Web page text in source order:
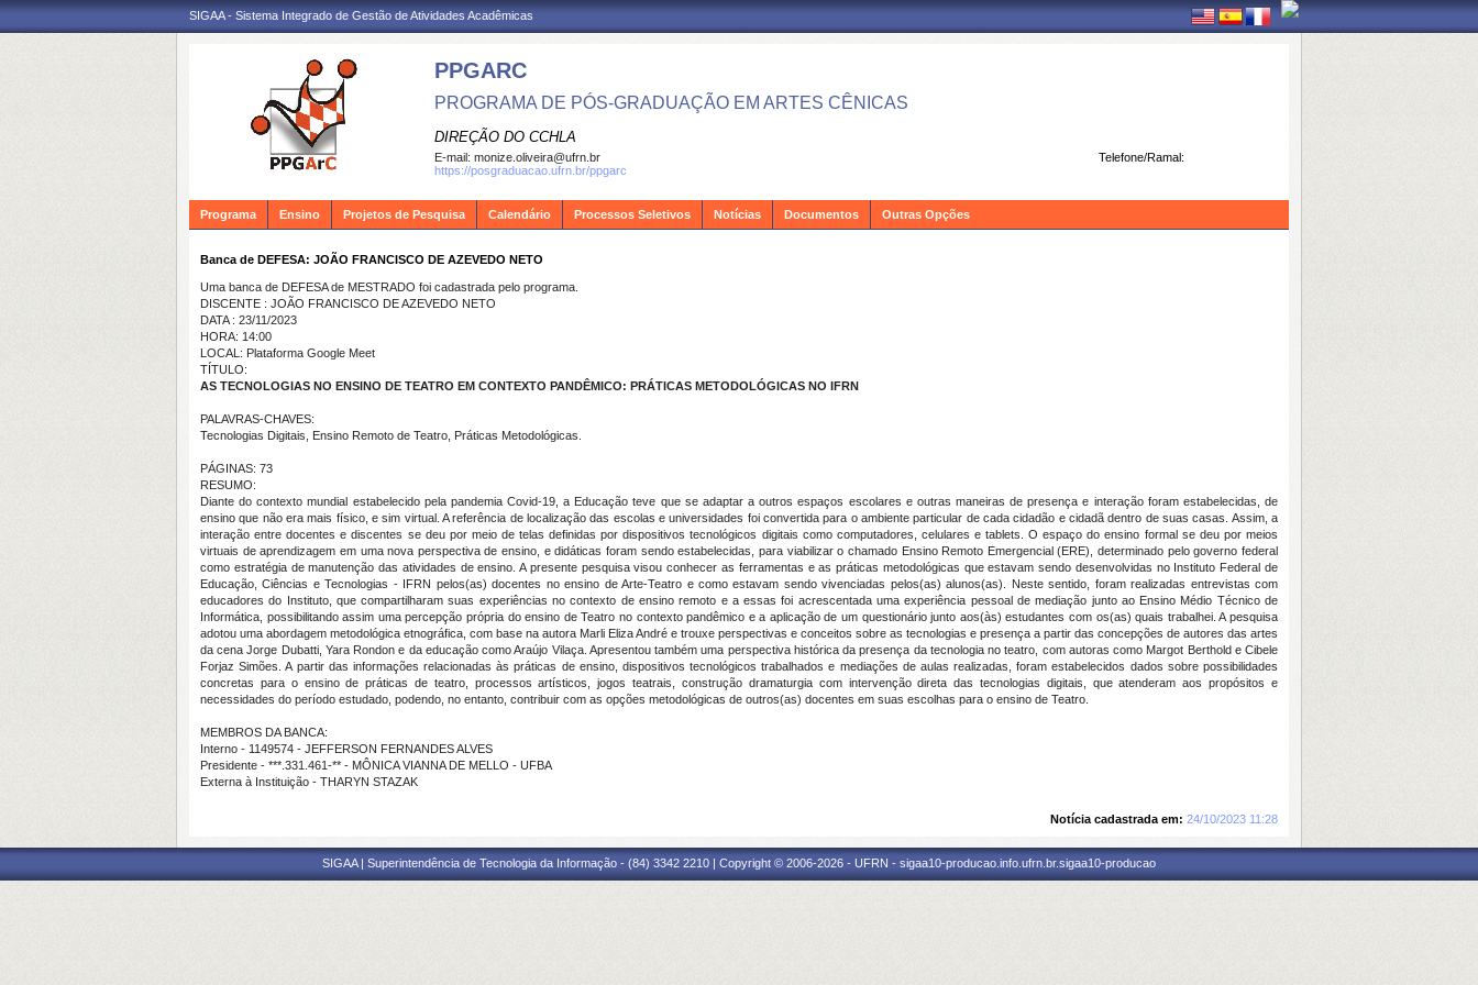
SIGAA - Sistema Integrado de Gestão de Atividades Acadêmicas
PPGARC
PROGRAMA DE PÓS-GRADUAÇÃO EM ARTES CÊNICAS
DIREÇÃO DO CCHLA
Telefone/Ramal:
E-mail: monize.oliveira@ufrn.br
https://posgraduacao.ufrn.br/ppgarc
Programa Ensino Projetos de Pesquisa Calendário Processos Seletivos Notícias Documentos Outras Opções
Banca de DEFESA: JOÃO FRANCISCO DE AZEVEDO NETO
Uma banca de DEFESA de MESTRADO foi cadastrada pelo programa.
DISCENTE : JOÃO FRANCISCO DE AZEVEDO NETO
DATA : 23/11/2023
HORA: 14:00
LOCAL: Plataforma Google Meet
TÍTULO:
AS TECNOLOGIAS NO ENSINO DE TEATRO EM CONTEXTO PANDÊMICO: PRÁTICAS METODOLÓGICAS NO IFRN
PALAVRAS-CHAVES:
Tecnologias Digitais, Ensino Remoto de Teatro, Práticas Metodológicas.
PÁGINAS: 73
RESUMO:
Diante do contexto mundial estabelecido pela pandemia Covid-19, a Educação teve que se adaptar a outros espaços escolares e outras maneiras de presença e interação foram estabelecidas, de
ensino que não era mais físico, e sim virtual. A referência de localização das escolas e universidades foi convertida para o ambiente particular de cada cidadão e cidadã dentro de suas casas. Assim, a
interação entre docentes e discentes se deu por meio de telas definidas por dispositivos tecnológicos digitais como computadores, celulares e tablets. O espaço do ensino formal se deu por meios
virtuais de aprendizagem em uma nova perspectiva de ensino, e didáticas foram sendo estabelecidas, para viabilizar o chamado Ensino Remoto Emergencial (ERE), determinado pelo governo federal
como estratégia de manutenção das atividades de ensino. A presente pesquisa visou conhecer as ferramentas e as práticas metodológicas que estavam sendo desenvolvidas no Instituto Federal de
Educação, Ciências e Tecnologias - IFRN pelos(as) docentes no ensino de Arte-Teatro e como estavam sendo vivenciadas pelos(as) alunos(as). Neste sentido, foram realizadas entrevistas com
educadores do Instituto, que compartilharam suas experiências no contexto de ensino remoto e a essas foi acrescentada uma experiência pessoal de mediação junto ao Ensino Médio Técnico de
Informática, possibilitando assim uma percepção própria do ensino de Teatro no contexto pandêmico e a aplicação de um questionário junto aos(às) estudantes com os(as) quais trabalhei. A pesquisa
adotou uma abordagem metodológica etnográfica, com base na autora Marli Eliza André e trouxe perspectivas e conceitos sobre as tecnologias e presença a partir das concepções de autores das artes
da cena Jorge Dubatti, Yara Rondon e da educação como Araújo Vilaça. Apresentou também uma perspectiva histórica da presença da tecnologia no teatro, com autoras como Margot Berthold e Cibele
Forjaz Simões. A partir das informações relacionadas às práticas de ensino, dispositivos tecnológicos trabalhados e mediações de aulas realizadas, foram estabelecidos dados sobre possibilidades
concretas para o ensino de práticas de teatro, processos artísticos, jogos teatrais, construção dramaturgia com intervenção direta das tecnologias digitais, que atenderam aos propósitos e
necessidades do período estudado, podendo, no entanto, contribuir com as opções metodológicas de outros(as) docentes em suas escolhas para o ensino de Teatro.
MEMBROS DA BANCA:
Interno - 1149574 - JEFFERSON FERNANDES ALVES
Presidente - ***.331.461-** - MÔNICA VIANNA DE MELLO - UFBA
Externa à Instituição - THARYN STAZAK
Notícia cadastrada em: 24/10/2023 11:28
SIGAA | Superintendência de Tecnologia da Informação - (84) 3342 2210 | Copyright © 2006-2026 - UFRN - sigaa10-producao.info.ufrn.br.sigaa10-producao